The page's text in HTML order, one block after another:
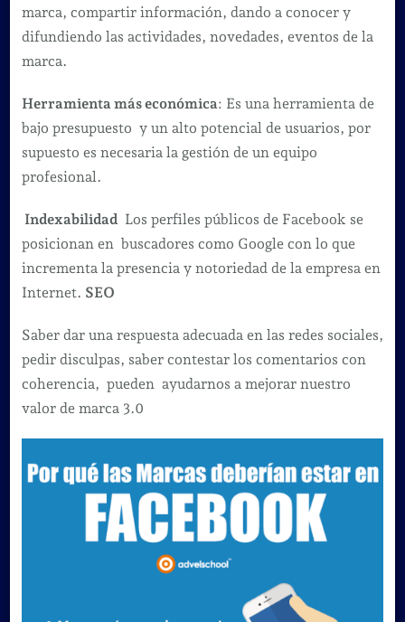
marca, compartir información, dando a conocer y
difundiendo las actividades, novedades, eventos de la
marca.
Herramienta más económica: Es una herramienta de
bajo presupuesto y un alto potencial de usuarios, por
supuesto es necesaria la gestión de un equipo
profesional.
Indexabilidad Los perfiles públicos de Facebook se
posicionan en buscadores como Google con lo que
incrementa la presencia y notoriedad de la empresa en
Internet. SEO
Saber dar una respuesta adecuada en las redes sociales,
pedir disculpas, saber contestar los comentarios con
coherencia, pueden ayudarnos a mejorar nuestro
valor de marca 3.0